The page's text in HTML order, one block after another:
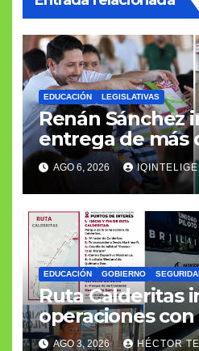
EDUCACIÓN LEGISLATIVAS
Renán Sánchez
entrega de más
escolares en
AGO 6, 2026
EDUCACIÓN GOBIERNO
Ruta Calderitas
operaciones con
gratuito durante
AGO 3, 2026 HÉCTOR